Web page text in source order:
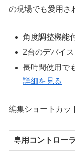
の現場でも愛用さ
角度調整機能
2台のデバイ
長時間使用で
詳細を見る
編集ショートカッ
専用コントロー